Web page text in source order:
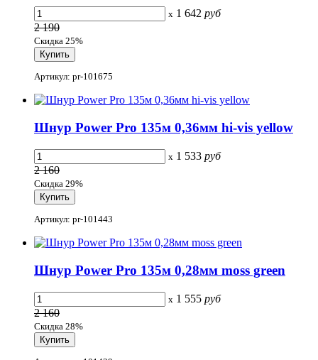
x 1 642 руб
2 190
Скидка 25%
Артикул: pr-101675
Шнур Power Pro 135м 0,36мм hi-vis yellow
x 1 533 руб
2 160
Скидка 29%
Артикул: pr-101443
Шнур Power Pro 135м 0,28мм moss green
x 1 555 руб
2 160
Скидка 28%